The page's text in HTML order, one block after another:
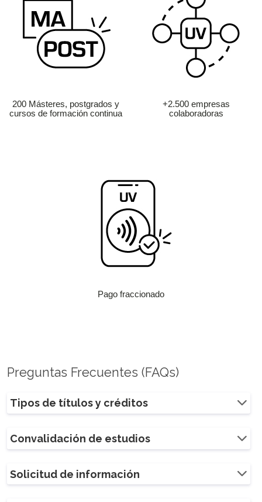
200 Másteres, postgrados y
cursos de formación continua
+2.500 empresas
colaboradoras
Pago fraccionado
Preguntas Frecuentes (FAQs)
Tipos de títulos y créditos
Convalidación de estudios
Solicitud de información